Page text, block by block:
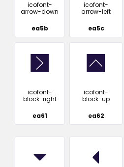
icofont-
arrow-down
ea5b
icofont-
arrow-left
ea5c
icofont-
block-right
ea61
icofont-
block-up
ea62